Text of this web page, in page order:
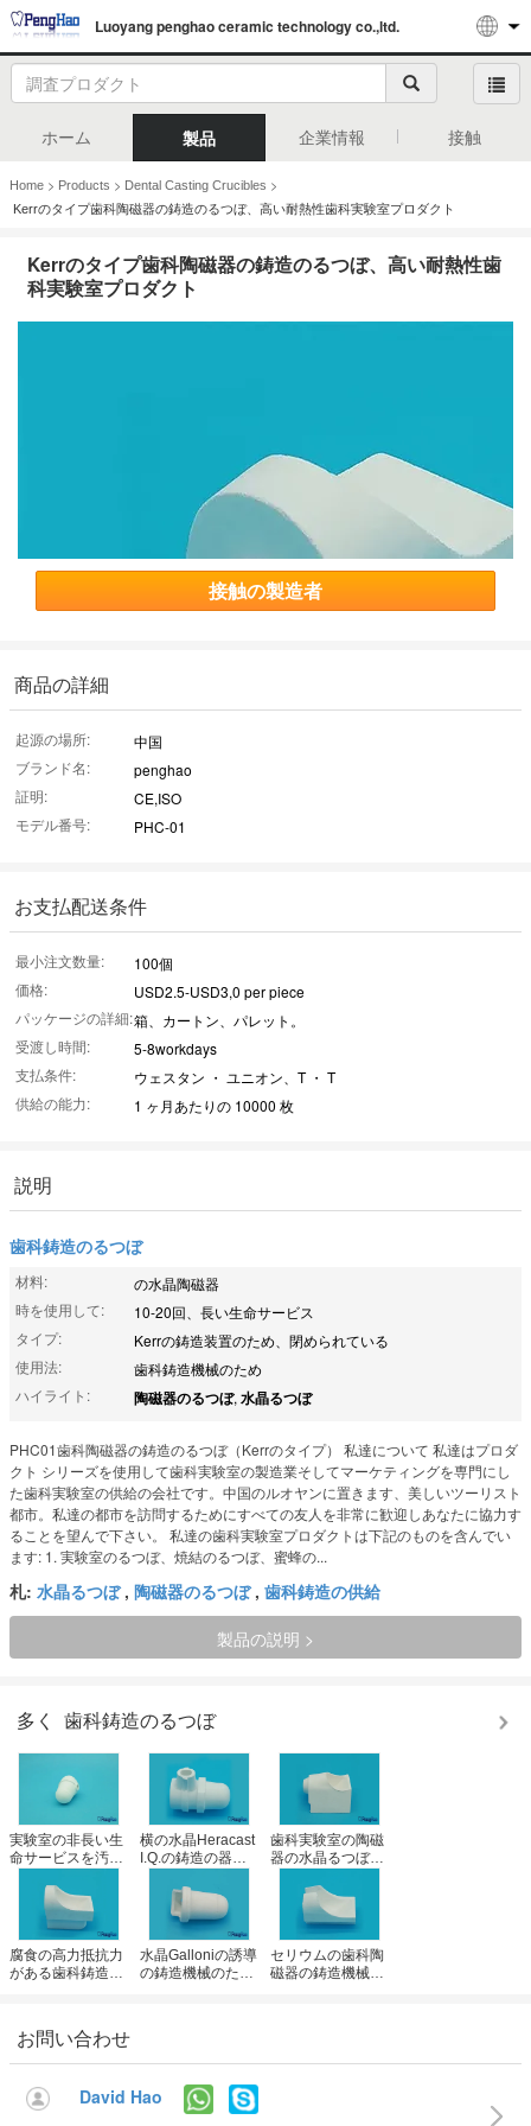
Luoyang penghao ceramic technology co.,ltd.
ホーム 製品 企業情報 接触
Home > Products > Dental Casting Crucibles >
Kerrのタイプ歯科陶磁器の鋳造のるつぼ、高い耐熱性歯科実験室プロダクト
Kerrのタイプ歯科陶磁器の鋳造のるつぼ、高い耐熱性歯
科実験室プロダクト
接触の製造者
商品の詳細
起源の場所:
中国
ブランド名:
penghao
証明:
CE,ISO
モデル番号:
PHC-01
お支払配送条件
最小注文数量:
100個
価格:
USD2.5-USD3,0 per piece
パッケージの詳細:箱、カートン、パレット。
受渡し時間:
5-8workdays
支払条件:
ウェスタン ・ ユニオン、T ・ T
供給の能力:
1 ヶ月あたりの 10000 枚
説明
歯科鋳造のるつぼ
材料:
の水晶陶磁器
時を使用して:
10-20回、長い生命サービス
タイプ:
Kerrの鋳造装置のため、閉められている
使用法:
歯科鋳造機械のため
ハイライト:
陶磁器のるつぼ, 水晶るつぼ
PHC01歯科陶磁器の鋳造のるつぼ（Kerrのタイプ） 私達について 私達はプロダ
クト シリーズを使用して歯科実験室の製造業そしてマーケティングを専門にし
た歯科実験室の供給の会社です。中国のルオヤンに置きます、美しいツーリスト
都市。私達の都市を訪問するためにすべての友人を非常に歓迎しあなたに協力す
ることを望んで下さい。 私達の歯科実験室プロダクトは下記のものを含んでい
ます: 1. 実験室のるつぼ、焼結のるつぼ、蜜蜂の...
札: 水晶るつぼ, 陶磁器のるつぼ, 歯科鋳造の供給
製品の説明 >
多く 歯科鋳造のるつぼ
実験室の非長い生
命サービスを汚染
イ酸の水晶陶磁器
のるつぼ
横の水晶Heracast
I.Q.の鋳造の器械
るCrucibの陶磁器
のコップ
歯科実験室の陶磁
器の水晶るつぼの
DEGUSSAの鋳造
機械使用
腐食の高力抵抗力
がある歯科鋳造の
水晶Galloniの誘導
の鋳造機械のため
セリウムの歯科陶
磁器の鋳造機械の
お問い合わせ
David Hao